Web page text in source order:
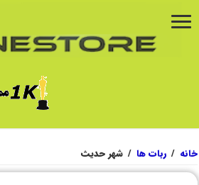
خانه / ربات ها / شهر حدیث